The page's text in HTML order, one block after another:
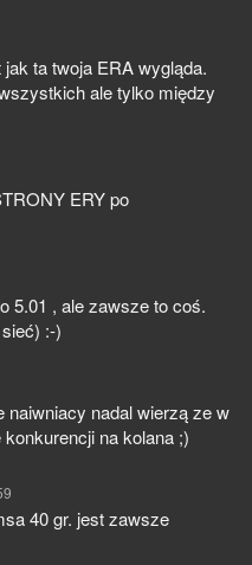
ta twoja ERA wygląda.
ale tylko między
ERY po
5.01 , ale zawsze to coś.
:-)
naiwniacy nadal wierzą ze w
na kolana ;)
40 gr. jest zawsze